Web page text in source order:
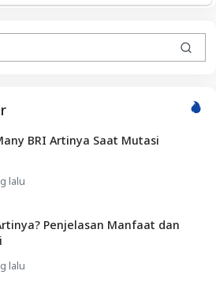
BRI Artinya Saat Mutasi
lalu
Penjelasan Manfaat dan
lalu